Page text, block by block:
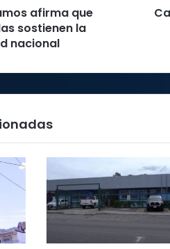
afirma que
sostienen la
nacional